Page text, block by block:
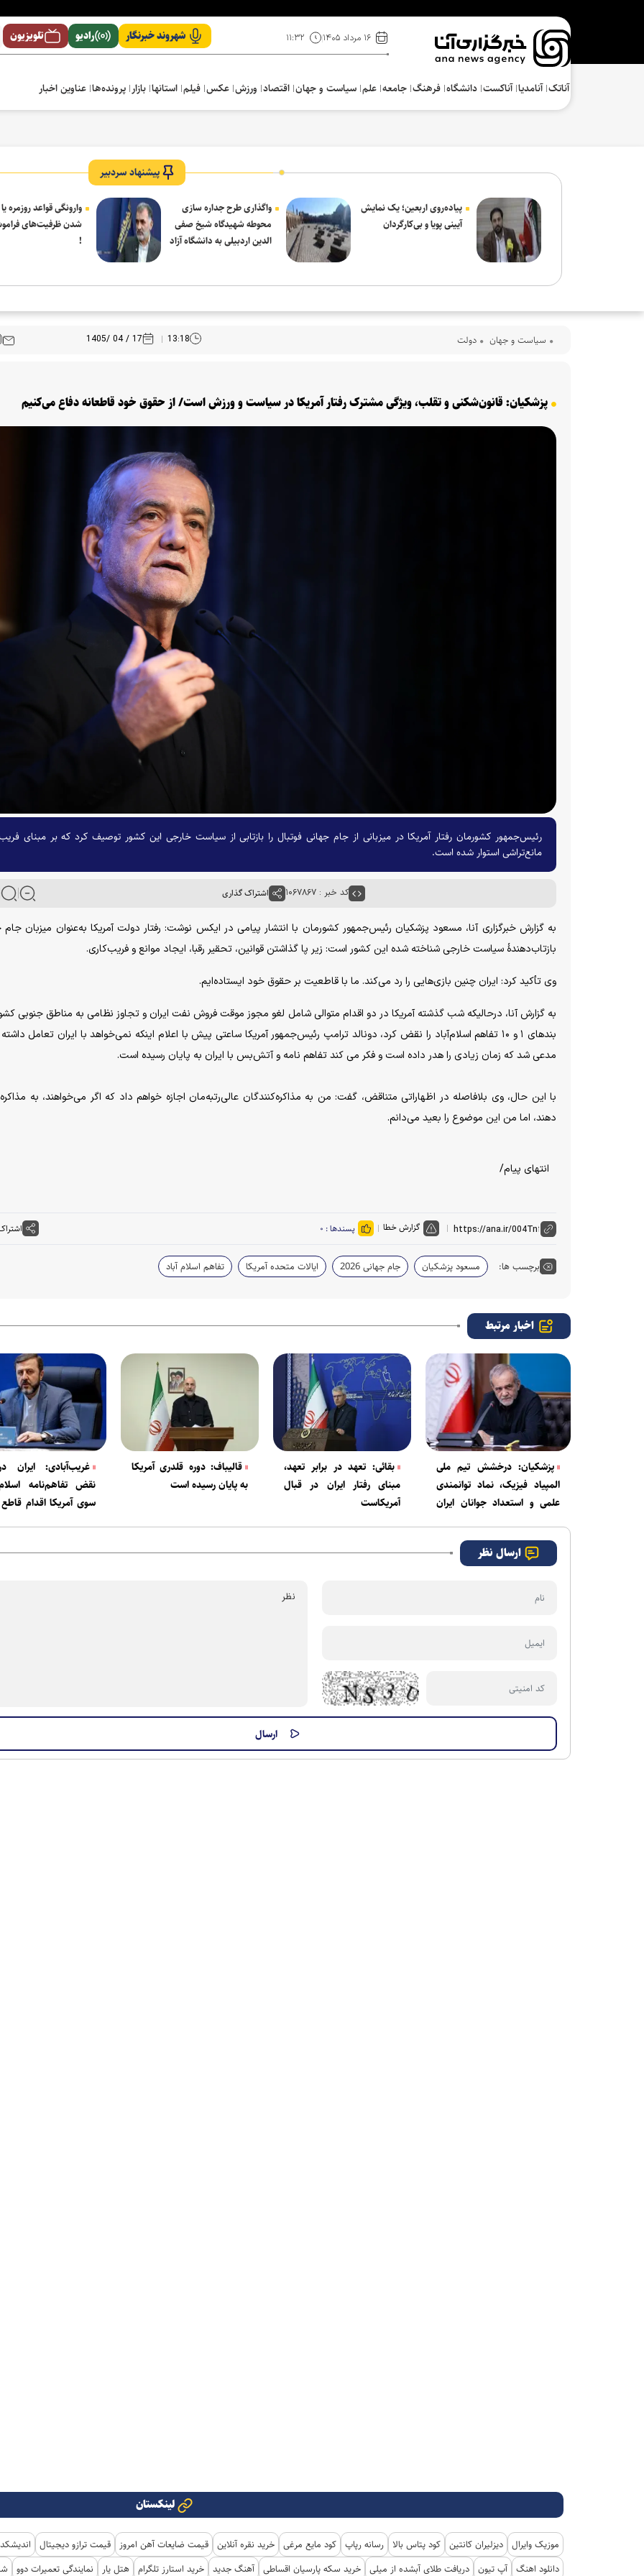
۱۶ مرداد ۱۴۰۵ ۱۱:۳۲ شهروند خبرنگار رادیو تلویزیون
آناتک آنامدیا آناکست دانشگاه فرهنگ‌ جامعه علم سیاست و جهان اقتصاد ورزش عکس فیلم استانها بازار پرونده‌ها عناوین اخبار
پیشنهاد سردبیر
پیاده‌روی اربعین؛ یک نمایش
آیینی پویا و بی‌کارگردان
واگذاری طرح جداره سازی
محوطه شهیدگاه شیخ صفی
الدین اردبیلی به دانشگاه آزاد
وارونگی قواعد روزمره
شدن ظرفیت‌های
!
سیاست و جهان دولت 13:18
17 / 04 /1405
پزشکیان: قانون‌شکنی و تقلب، ویژگی مشترک رفتار آمریکا در سیاست و ورزش است/ از حقوق خود قاطعانه دفاع می‌کنیم
رئیس‌جمهور کشورمان رفتار آمریکا در میزبانی از جام جهانی فوتبال را بازتابی از سیاست خارجی این کشور توصیف کرد که بر مبنای
مانع‌تراشی استوار شده است.
کد خبر : ۱۰۶۷۸۶۷ اشتراک گذاری
به گزارش خبرگزاری آنا، مسعود پزشکیان رئیس‌جمهور کشورمان با انتشار پیامی در ایکس نوشت: رفتار دولت آمریکا به‌عنوان میزبان جام
بازتاب‌دهندۀ سیاست خارجی شناخته شده این کشور است: زیر پا گذاشتن قوانین، تحقیر رقبا، ایجاد موانع و فریب‌کاری.
وی تأکید کرد: ایران چنین بازی‌هایی را رد می‌کند. ما با قاطعیت بر حقوق خود ایستاده‌ایم.
به گزارش آنا، درحالیکه شب گذشته آمریکا در دو اقدام متوالی شامل لغو مجوز موقت فروش نفت ایران و تجاوز نظامی به مناطق جنوبی
بندهای ۱ و ۱۰ تفاهم اسلام‌آباد را نقض کرد، دونالد ترامپ رئیس‌جمهور آمریکا ساعتی پیش با اعلام اینکه نمی‌خواهد با ایران تعامل
مدعی شد که زمان زیادی را هدر داده است و فکر می کند تفاهم نامه و آتش‌بس با ایران به پایان رسیده است.
با این حال، وی بلافاصله در اظهاراتی متناقض، گفت: من به مذاکره‌کنندگان عالی‌رتبه‌مان اجازه خواهم داد که اگر می‌خواهند، به مذاکره
دهند، اما من این موضوع را بعید می‌دانم.
انتهای پیام/
گزارش خطا پسندها : ۰
برچسب ها: مسعود پزشکیان جام جهانی 2026 ایالات متحده آمریکا تفاهم اسلام آباد
اخبار مرتبط
پزشکیان: درخشش تیم ملی
المپیاد فیزیک، نماد توانمندی
علمی و استعداد جوانان ایران
بقائی: تعهد در برابر تعهد،
مبنای رفتار ایران در قبال
آمریکاست
قالیباف: دوره قلدری آمریکا
به پایان رسیده است
غریب‌آبادی: ایران
نقض تفاهم‌نامه
سوی آمریکا اقدام
ارسال نظر
لینکستان
موزیک وایرال دیزلیران کانتین کود پتاس بالا رسانه رپاپ کود مایع مرغی خرید نقره آنلاین قیمت ضایعات آهن امروز قیمت ترازو دیجیتال
دانلود اهنگ آپ تیون دریافت طلای آبشده از میلی خرید سکه پارسیان اقساطی آهنگ جدید خرید استارز تلگرام هتل یار نمایندگی تعمیرات دوو